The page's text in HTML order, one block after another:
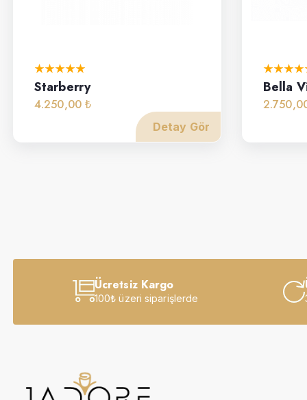
Starberry
4.250,00 ₺
Detay Gör
Bella
Ücretsiz Kargo
100₺ üzeri siparişlerde